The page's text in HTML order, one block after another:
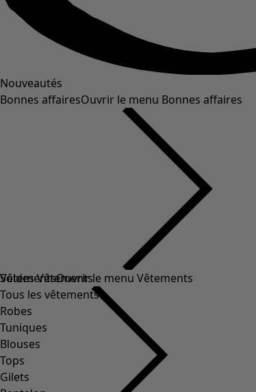
Nouveautés
Bonnes affairesOuvrir le menu Bonnes affaires
Soldes Vêtements
Tous les vêtements
Robes
Tuniques
Blouses
Tops
Gilets
VêtementsOuvrir le menu Vêtements